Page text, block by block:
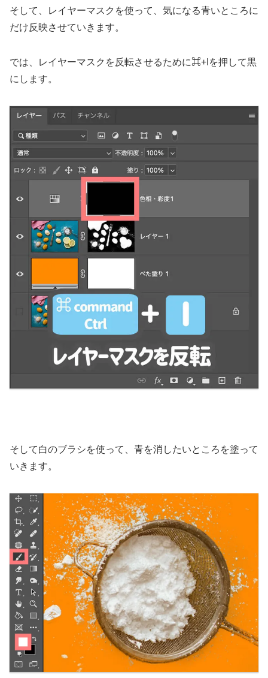
そして、レイヤーマスクを使って、気になる青いところに
だけ反映させていきます。
では、レイヤーマスクを反転させるために⌘+Iを押して黒
にします。
そして白のブラシを使って、青を消したいところを塗って
いきます。